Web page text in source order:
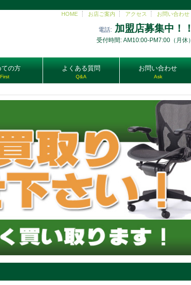
HOME
お店ご案内 アクセス お問い合わせ
電話: 加盟店募集中！！
受付時間: AM10:00-PM7:00（月休）
ての方
First
よくある質問
Q&A
お問い合わせ
Ask